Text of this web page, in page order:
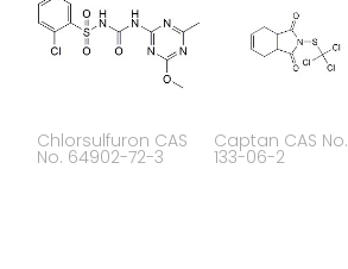
Chlorsulfuron CAS
No. 64902-72-3
Captan CAS No.
133-06-2